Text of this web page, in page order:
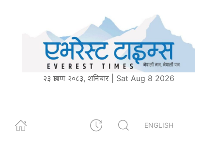
२३ श्रावण २०८३, शनिबार | Sat Aug 8 2026
ENGLISH